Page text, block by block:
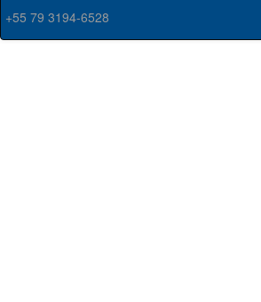
+55 79 3194-6528